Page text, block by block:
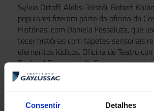
Consentir Detalhes
Sylvia Ortoff, Aleksi Tolstói, Robert
populares fizeram parte da oficina da
Histórias, com Daniela Fossaluza, que
tecer histórias com tapetes sensoriais
elementos lúdicos. Oficina de Teatro
Raphael Pompeu e de Capoeira, com o
também fizeram parte da programação.
Muita diversão para iniciar as aulas
GayLussac Jardim.